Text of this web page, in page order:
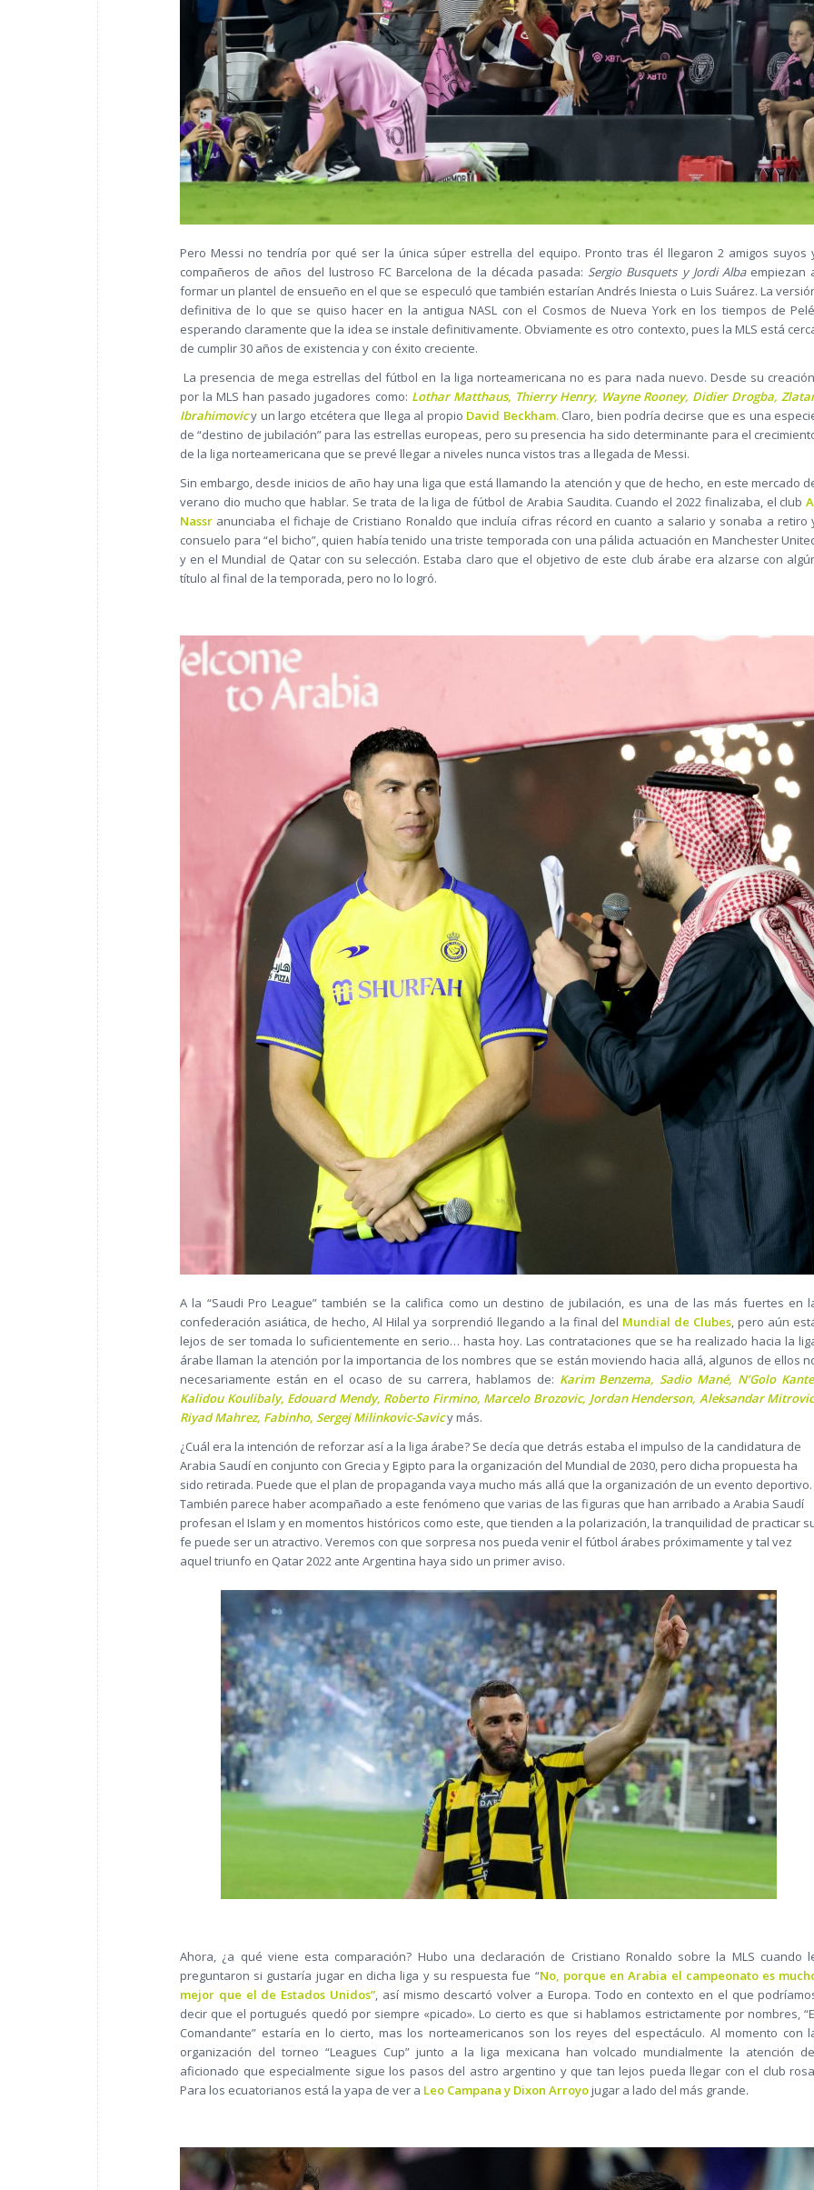
Pero Messi no tendría por qué ser la única súper estrella del equipo. Pronto tras él llegaron 2 amigos suyos
compañeros de años del lustroso FC Barcelona de la década pasada: Sergio Busquets y Jordi Albaempiezan
formar un plantel de ensueño en el que se especuló que también estarían Andrés Iniesta o Luis Suárez. La
definitiva de lo que se quiso hacer en la antigua NASL con el Cosmos de Nueva York en los tiempos de
esperando claramente que la idea se instale definitivamente. Obviamente es otro contexto, pues la MLS está
de cumplir 30 años de existencia y con éxito creciente.
La presencia de mega estrellas del fútbol en la liga norteamericana no es para nada nuevo. Desde su
por la MLS han pasado jugadores como: Lothar Matthaus, Thierry Henry, Wayne Rooney, Didier Drogba,
Ibrahimovicy un largo etcétera que llega al propio David Beckham.Claro, bien podría decirse que es una
de “destino de jubilación” para las estrellas europeas, pero su presencia ha sido determinante para el
de la liga norteamericana que se prevé llegar a niveles nunca vistos tras a llegada de Messi.
Sin embargo, desde inicios de año hay una liga que está llamando la atención y que de hecho, en este mercado
verano dio mucho que hablar. Se trata de la liga de fútbol de Arabia Saudita. Cuando el 2022 finalizaba, el club
Nassr anunciaba el fichaje de Cristiano Ronaldo que incluía cifras récord en cuanto a salario y sonaba a retiro
consuelo para “el bicho”, quien había tenido una triste temporada con una pálida actuación en Manchester
y en el Mundial de Qatar con su selección. Estaba claro que el objetivo de este club árabe era alzarse con
título al final de la temporada, pero no lo logró.
A la “Saudi Pro League” también se la califica como un destino de jubilación, es una de las más fuertes en
confederación asiática, de hecho, Al Hilal ya sorprendió llegando a la final del Mundial de Clubes, pero aún
lejos de ser tomada lo suficientemente en serio… hasta hoy. Las contrataciones que se ha realizado hacia la
árabe llaman la atención por la importancia de los nombres que se están moviendo hacia allá, algunos de ellos
necesariamente están en el ocaso de su carrera, hablamos de: Karim Benzema, Sadio Mané, N’Golo
Kalidou Koulibaly, Edouard Mendy, Roberto Firmino, Marcelo Brozovic, Jordan Henderson, Aleksandar
Riyad Mahrez, Fabinho, Sergej Milinkovic-Savicy más.
¿Cuál era la intención de reforzar así a la liga árabe? Se decía que detrás estaba el impulso de la candidatura de
Arabia Saudí en conjunto con Grecia y Egipto para la organización del Mundial de 2030, pero dicha propuesta ha
sido retirada. Puede que el plan de propaganda vaya mucho más allá que la organización de un evento deportivo.
También parece haber acompañado a este fenómeno que varias de las figuras que han arribado a Arabia Saudí
profesan el Islam y en momentos históricos como este, que tienden a la polarización, la tranquilidad de practicar
fe puede ser un atractivo. Veremos con que sorpresa nos pueda venir el fútbol árabes próximamente y tal vez
aquel triunfo en Qatar 2022 ante Argentina haya sido un primer aviso.
Ahora, ¿a qué viene esta comparación? Hubo una declaración de Cristiano Ronaldo sobre la MLS cuando
preguntaron si gustaría jugar en dicha liga y su respuesta fue “No, porque en Arabia el campeonato es
mejor que el de Estados Unidos”, así mismo descartó volver a Europa. Todo en contexto en el que
decir que el portugués quedó por siempre «picado». Lo cierto es que si hablamos estrictamente por nombres,
Comandante” estaría en lo cierto, mas los norteamericanos son los reyes del espectáculo. Al momento con
organización del torneo “Leagues Cup” junto a la liga mexicana han volcado mundialmente la atención
aficionado que especialmente sigue los pasos del astro argentino y que tan lejos pueda llegar con el club
Para los ecuatorianos está la yapa de ver a Leo Campana y Dixon Arroyojugar a lado del más grande.